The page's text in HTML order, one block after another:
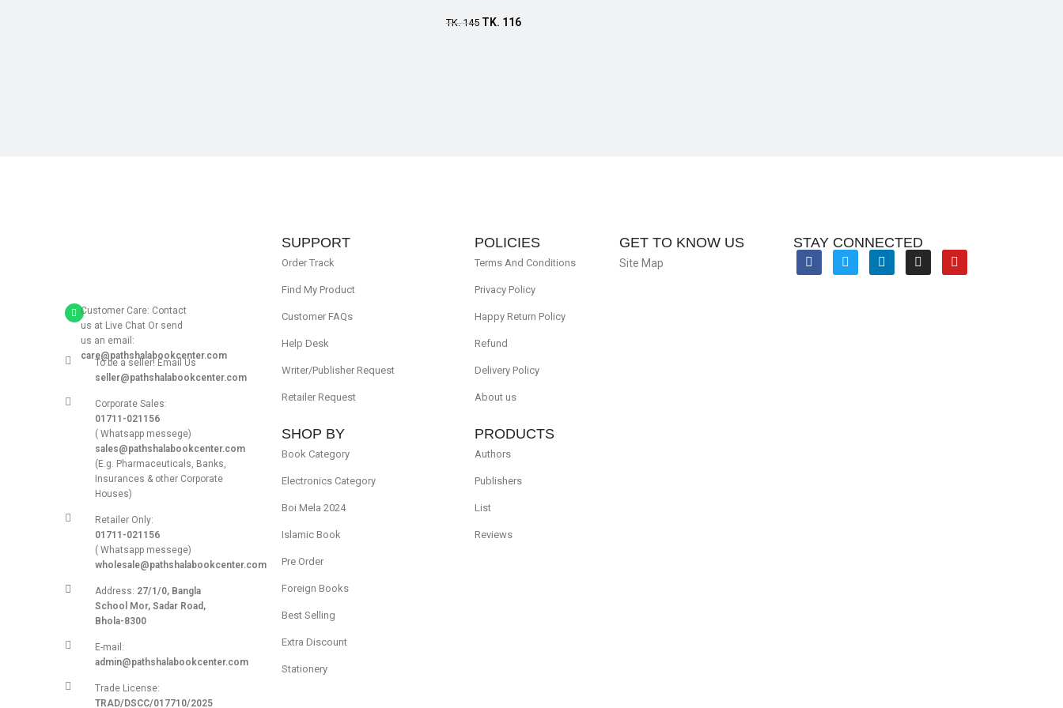
TK.145 TK. 116
Customer Care: Contact
us at Live Chat Or send
us an email:
care@pathshalabookcenter.com
To be a seller! Email Us
seller@pathshalabookcenter.com
Corporate Sales:
01711-021156
( Whatsapp messege)
sales@pathshalabookcenter.com
(E.g. Pharmaceuticals, Banks,
Insurances & other Corporate
Houses)
Retailer Only:
01711-021156
( Whatsapp messege)
wholesale@pathshalabookcenter.com
Address: 27/1/0, Bangla
School Mor, Sadar Road,
Bhola-8300
E-mail:
admin@pathshalabookcenter.com
Trade License:
TRAD/DSCC/017710/2025
SUPPORT
Order Track
Find My Product
Customer FAQs
Help Desk
Writer/Publisher Request
Retailer Request
SHOP BY
Book Category
Electronics Category
Boi Mela 2024
Islamic Book
Pre Order
Foreign Books
Best Selling
Extra Discount
Stationery
POLICIES
Terms And Conditions
Privacy Policy
Happy Return Policy
Refund
Delivery Policy
About us
PRODUCTS
Authors
Publishers
List
Reviews
GET TO KNOW US
Site Map
STAY CONNECTED